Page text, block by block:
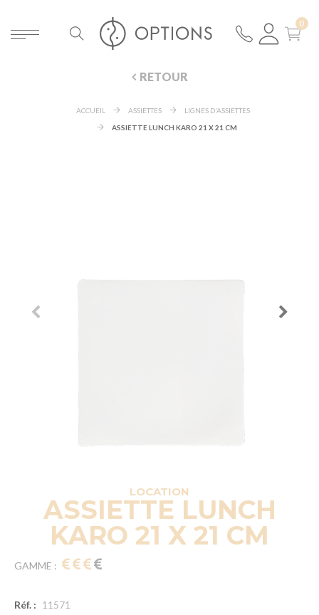
RETOUR
ACCUEIL ASSIETTES
LIGNES D'ASSIETTES
ASSIETTE LUNCH KARO 21 X 21 CM
LOCATION
ASSIETTE LUNCH
KARO 21 X 21 CM
GAMME :
Réf. : 11571